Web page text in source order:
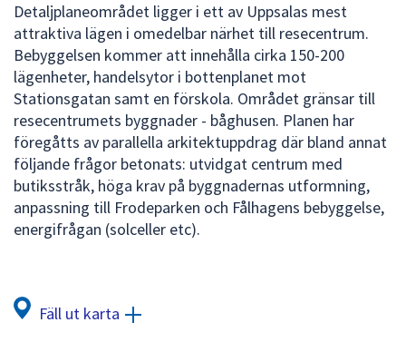
Använd
piltangenterna
för
att
navigera
mellan
sökförslagen
och
enter
för
Detaljplaneområdet ligger i ett av Uppsalas mest
attraktiva lägen i omedelbar närhet till resecentrum.
Bebyggelsen kommer att innehålla cirka 150-200
lägenheter, handelsytor i bottenplanet mot
Stationsgatan samt en förskola. Området gränsar till
resecentrumets byggnader - båghusen. Planen har
föregåtts av parallella arkitektuppdrag där bland annat
följande frågor betonats: utvidgat centrum med
butiksstråk, höga krav på byggnadernas utformning,
anpassning till Frodeparken och Fålhagens bebyggelse,
energifrågan (solceller etc).
Fäll ut karta